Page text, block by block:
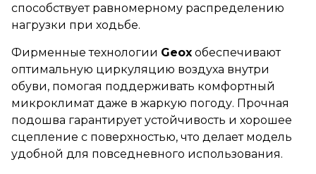
способствует равномерному распределению
нагрузки при ходьбе.
Фирменные технологии Geox обеспечивают
оптимальную циркуляцию воздуха внутри
обуви, помогая поддерживать комфортный
микроклимат даже в жаркую погоду. Прочная
подошва гарантирует устойчивость и хорошее
сцепление с поверхностью, что делает модель
удобной для повседневного использования.